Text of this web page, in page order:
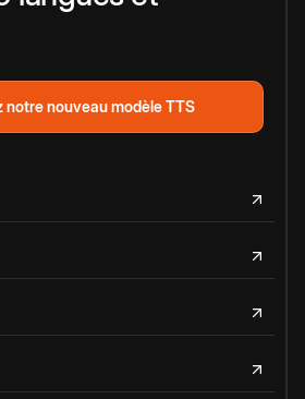
notre nouveau modèle TTS